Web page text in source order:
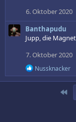
6. Oktober 2020
Banthapudu
Jupp, die
7. Oktober 2020
R
e
a
Nussknacker